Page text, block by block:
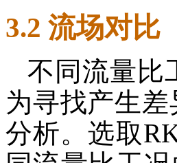
3.2 流场对比
不同流量比
为寻找产生
分析。选取